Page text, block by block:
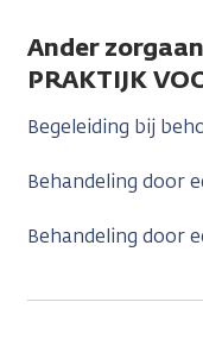
Ander
PRAKTIJK
Begeleiding bij
Behandeling door
Behandeling door